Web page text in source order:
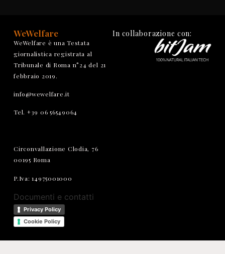
WeWelfare
WeWelfare è una Testata
giornalistica registrata al
Tribunale di Roma n°24 del 21
febbraio 2019.
info@wewelfare.it
Tel. +39 06 56549064
Circonvallazione Clodia, 76
00195 Roma
P.Iva: 14975001000
Documenti e contatti
Privacy Policy
Cookie Policy
In collaborazione con: